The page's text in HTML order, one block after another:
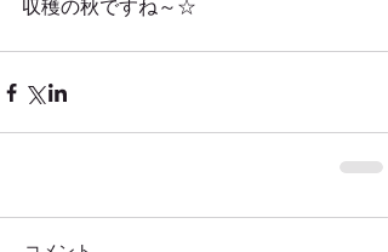
収穫の秋ですね～☆